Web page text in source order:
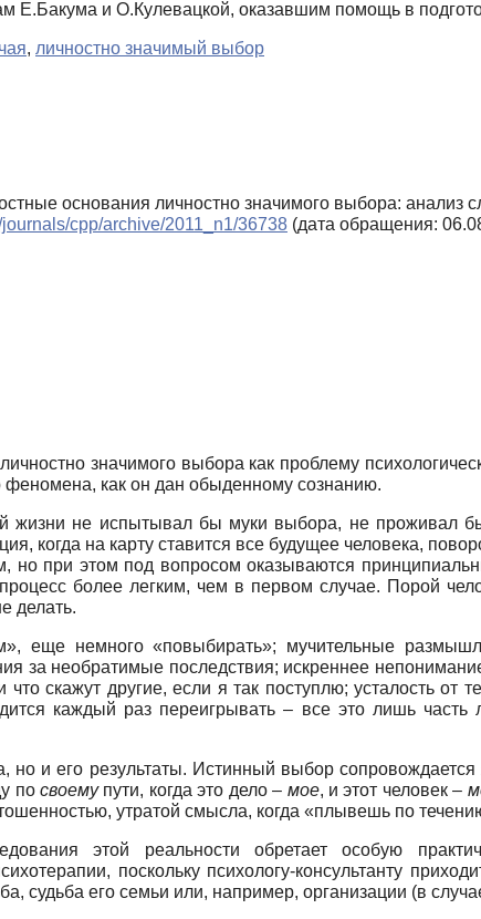
Е.Бакума и О.Кулевацкой, оказавшим помощь в
, личностно значимый выбор
основания личностно значимого выбора: анализ
cpp/archive/2011_n1/36738 (дата обращения:
значимого выбора как проблему
феномена, как он дан обыденному сознанию.
жизни не испытывал бы муки выбора, не проживал
когда на карту ставится все будущее человека,
но при этом под вопросом оказываются
более легким, чем в первом случае. Порой
делать.
еще немного «повыбирать»; мучительные
за необратимые последствия; искреннее
что скажут другие, если я так поступлю; усталость
каждый раз переигрывать – все это лишь часть
но и его результаты. Истинный выбор
по своемупути, когда это дело – мое, и этот человек –
утратой смысла, когда «плывешь по
этой реальности обретает особую
поскольку психологу-консультанту
судьба его семьи или, например, организации (в